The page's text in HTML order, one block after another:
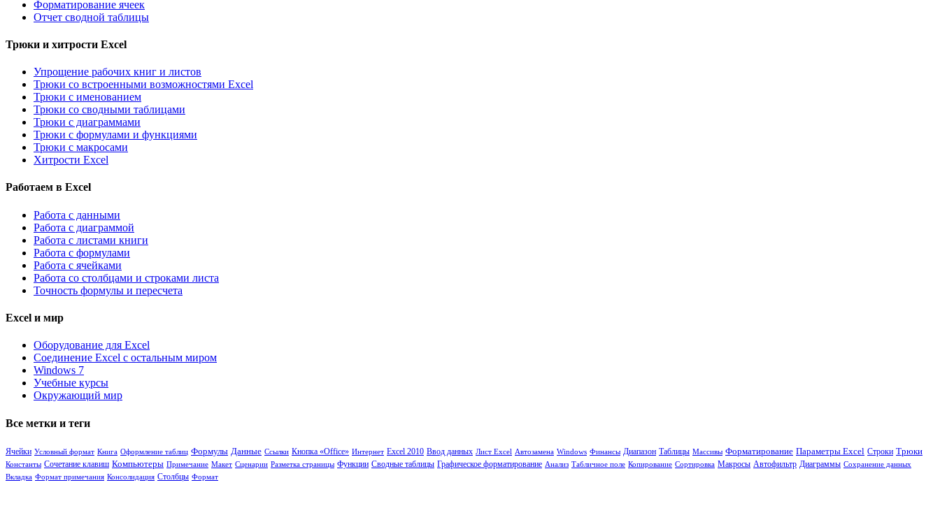
Форматирование ячеек
Отчет сводной таблицы
Трюки и хитрости Excel
Упрощение рабочих книг и листов
Трюки со встроенными возможностями Excel
Трюки с именованием
Трюки со сводными таблицами
Трюки с диаграммами
Трюки с формулами и функциями
Трюки с макросами
Хитрости Excel
Работаем в Excel
Работа с данными
Работа с диаграммой
Работа с листами книги
Работа с формулами
Работа с ячейками
Работа со столбцами и строками листа
Точность формулы и пересчета
Excel и мир
Оборудование для Excel
Соединение Excel с остальным миром
Windows 7
Учебные курсы
Окружающий мир
Все метки и теги
Ячейки Условный формат Книга Оформление таблиц Формулы Данные Ссылки Кнопка «Office» Интернет Excel 2010 Ввод данных Лист Excel Автозамена Windows Финансы Диапазон Таблицы Массивы Форматирование Параметры Excel Строки Трюки
Константы Сочетание клавиш Компьютеры Примечание Макет Сценарии Разметка страницы Функции Сводные таблицы Графическое форматирование Анализ Табличное поле Копирование Сортировка Макросы Автофильтр Диаграммы Сохранение данных
Вкладка Формат примечания Консолидация Столбцы Формат